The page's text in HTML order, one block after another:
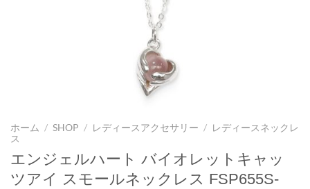
ホーム / SHOP / レディースアクセサリー / レディースネックレ
ス
エンジェルハート バイオレットキャッ
ツアイ スモールネックレス FSP655S-